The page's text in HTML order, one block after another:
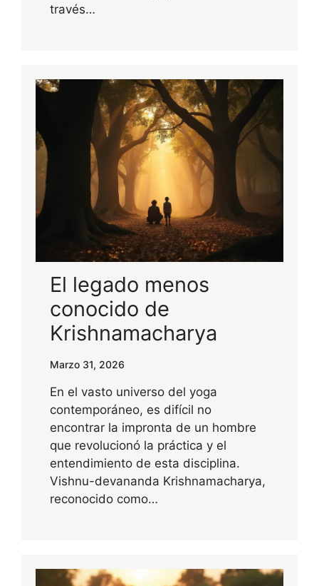
través…
El legado menos
conocido de
Krishnamacharya
Marzo 31, 2026
En el vasto universo del yoga
contemporáneo, es difícil no
encontrar la impronta de un hombre
que revolucionó la práctica y el
entendimiento de esta disciplina.
Vishnu-devananda Krishnamacharya,
reconocido como…